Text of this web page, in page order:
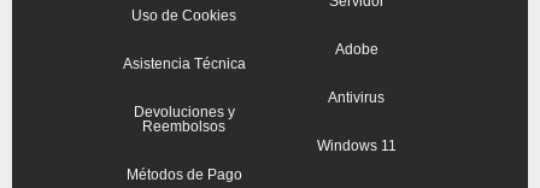
Uso de Cookies
Asistencia Técnica
Devoluciones y
Reembolsos
Métodos de Pago
Adobe
Antivirus
Windows 11